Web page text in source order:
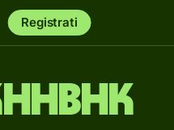
Registrati